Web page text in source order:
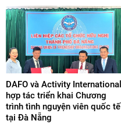
DAFO và Activity International
hợp tác triển khai Chương
trình tình nguyện viên quốc tế
tại Đà Nẵng